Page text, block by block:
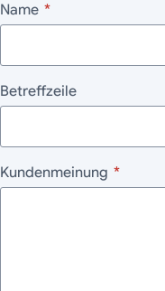
Name *
Betreffzeile
Kundenmeinung *